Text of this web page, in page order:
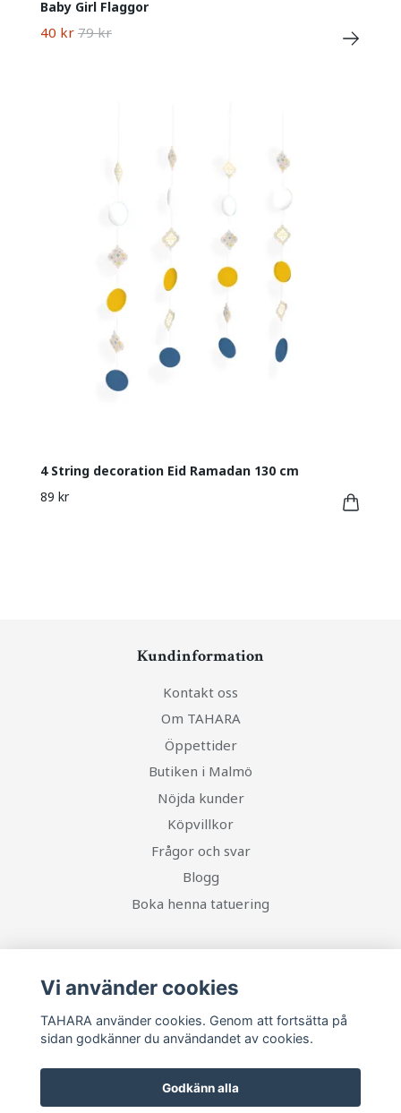
Baby Girl Flaggor
40 kr 79 kr
4 String decoration Eid Ramadan 130 cm
89 kr
Kundinformation
Kontakt oss
Om TAHARA
Öppettider
Butiken i Malmö
Nöjda kunder
Köpvillkor
Frågor och svar
Blogg
Boka henna tatuering
Ta del av senaste nytt och unika erbjudanden!
Vi använder cookies
TAHARA använder cookies. Genom att fortsätta på
sidan godkänner du användandet av cookies.
Godkänn alla